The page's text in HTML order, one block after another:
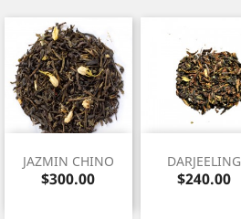
JAZMIN CHINO
Precio
$300.00
DARJEELING
Precio
$240.00